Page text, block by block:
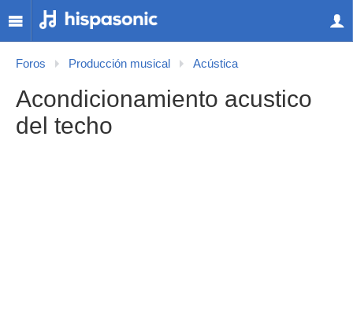
Foros Producción musical Acústica
Acondicionamiento acustico
del techo